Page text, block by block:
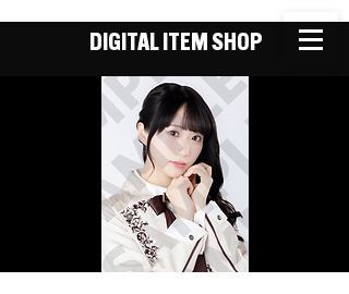
DIGITAL ITEM SHOP